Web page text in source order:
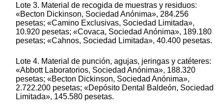
Lote 3. Material de recogida de muestras y residuos:
«Becton Dickinson, Sociedad Anónima», 284.256
pesetas; «Camino Exclusivas, Sociedad Limitada»,
10.920 pesetas; «Covaca, Sociedad Anónima», 189.180
pesetas; «Cahnos, Sociedad Limitada», 40.400 pesetas.
Lote 4. Material de punción, agujas, jeringas y catéteres:
«Abbott Laboratorios, Sociedad Anónima», 188.320
pesetas; «Becton Dickinson, Sociedad Anónima»,
2.722.200 pesetas; «Depósito Dental Baldeón, Sociedad
Limitada», 145.580 pesetas.